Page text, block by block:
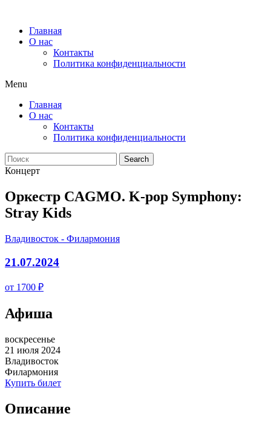
Главная
О нас
Контакты
Политика конфиденциальности
Menu
Главная
О нас
Контакты
Политика конфиденциальности
Search
Концерт
Оркестр CAGMO. K-pop Symphony:
Stray Kids
Владивосток - Филармония
21.07.2024
от 1700 ₽
Афиша
воскресенье
21 июля 2024
Владивосток
Филармония
Купить билет
Описание